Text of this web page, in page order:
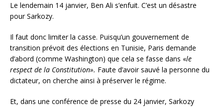
Le lendemain 14 janvier, Ben Ali s’enfuit. C’est un désastre
pour Sarkozy.
Il faut donc limiter la casse. Puisqu’un gouvernement de
transition prévoit des élections en Tunisie, Paris demande
d’abord (comme Washington) que cela se fasse dans «le
respect de la Constitution». Faute d’avoir sauvé la personne du
dictateur, on cherche ainsi à préserver le régime.
Et, dans une conférence de presse du 24 janvier, Sarkozy